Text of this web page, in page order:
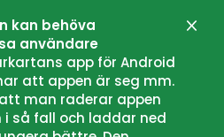
kan behöva
användare
app för Android
att appen är seg mm.
man raderar appen
så fall och laddar ned